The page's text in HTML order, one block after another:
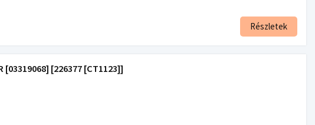
Részletek
[03319068] [226377 [CT1123]]